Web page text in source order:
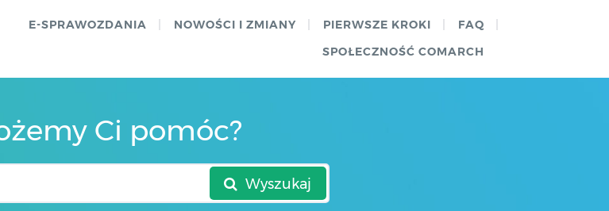
E-SPRAWOZDANIA NOWOŚCI I ZMIANY PIERWSZE KROKI
FAQ
SPOŁECZNOŚĆ COMARCH
Ci pomóc?
Wyszukaj